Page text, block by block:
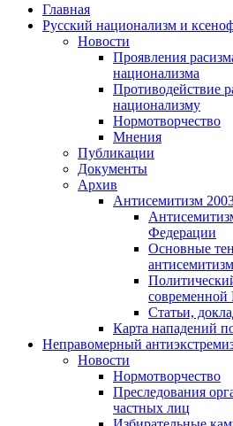
Главная
Русский национализм и
Новости
Проявления
национализма
Противодействие
национализму
Нормотворчество
Мнения
Публикации
Документы
Архив
Антисемитизм
Федерации
Основные
современной
Статьи,
Карта нападений
Неправомерный
Новости
Нормотворчество
Преследования
частных лиц